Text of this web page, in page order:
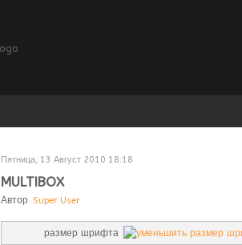
Пятница, 13 Август 2010 18:18
MULTIBOX
Автор Super User
размер шрифта